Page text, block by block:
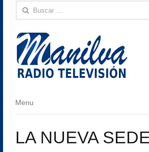
Buscar:
Menu
Menu
LA NUEVA